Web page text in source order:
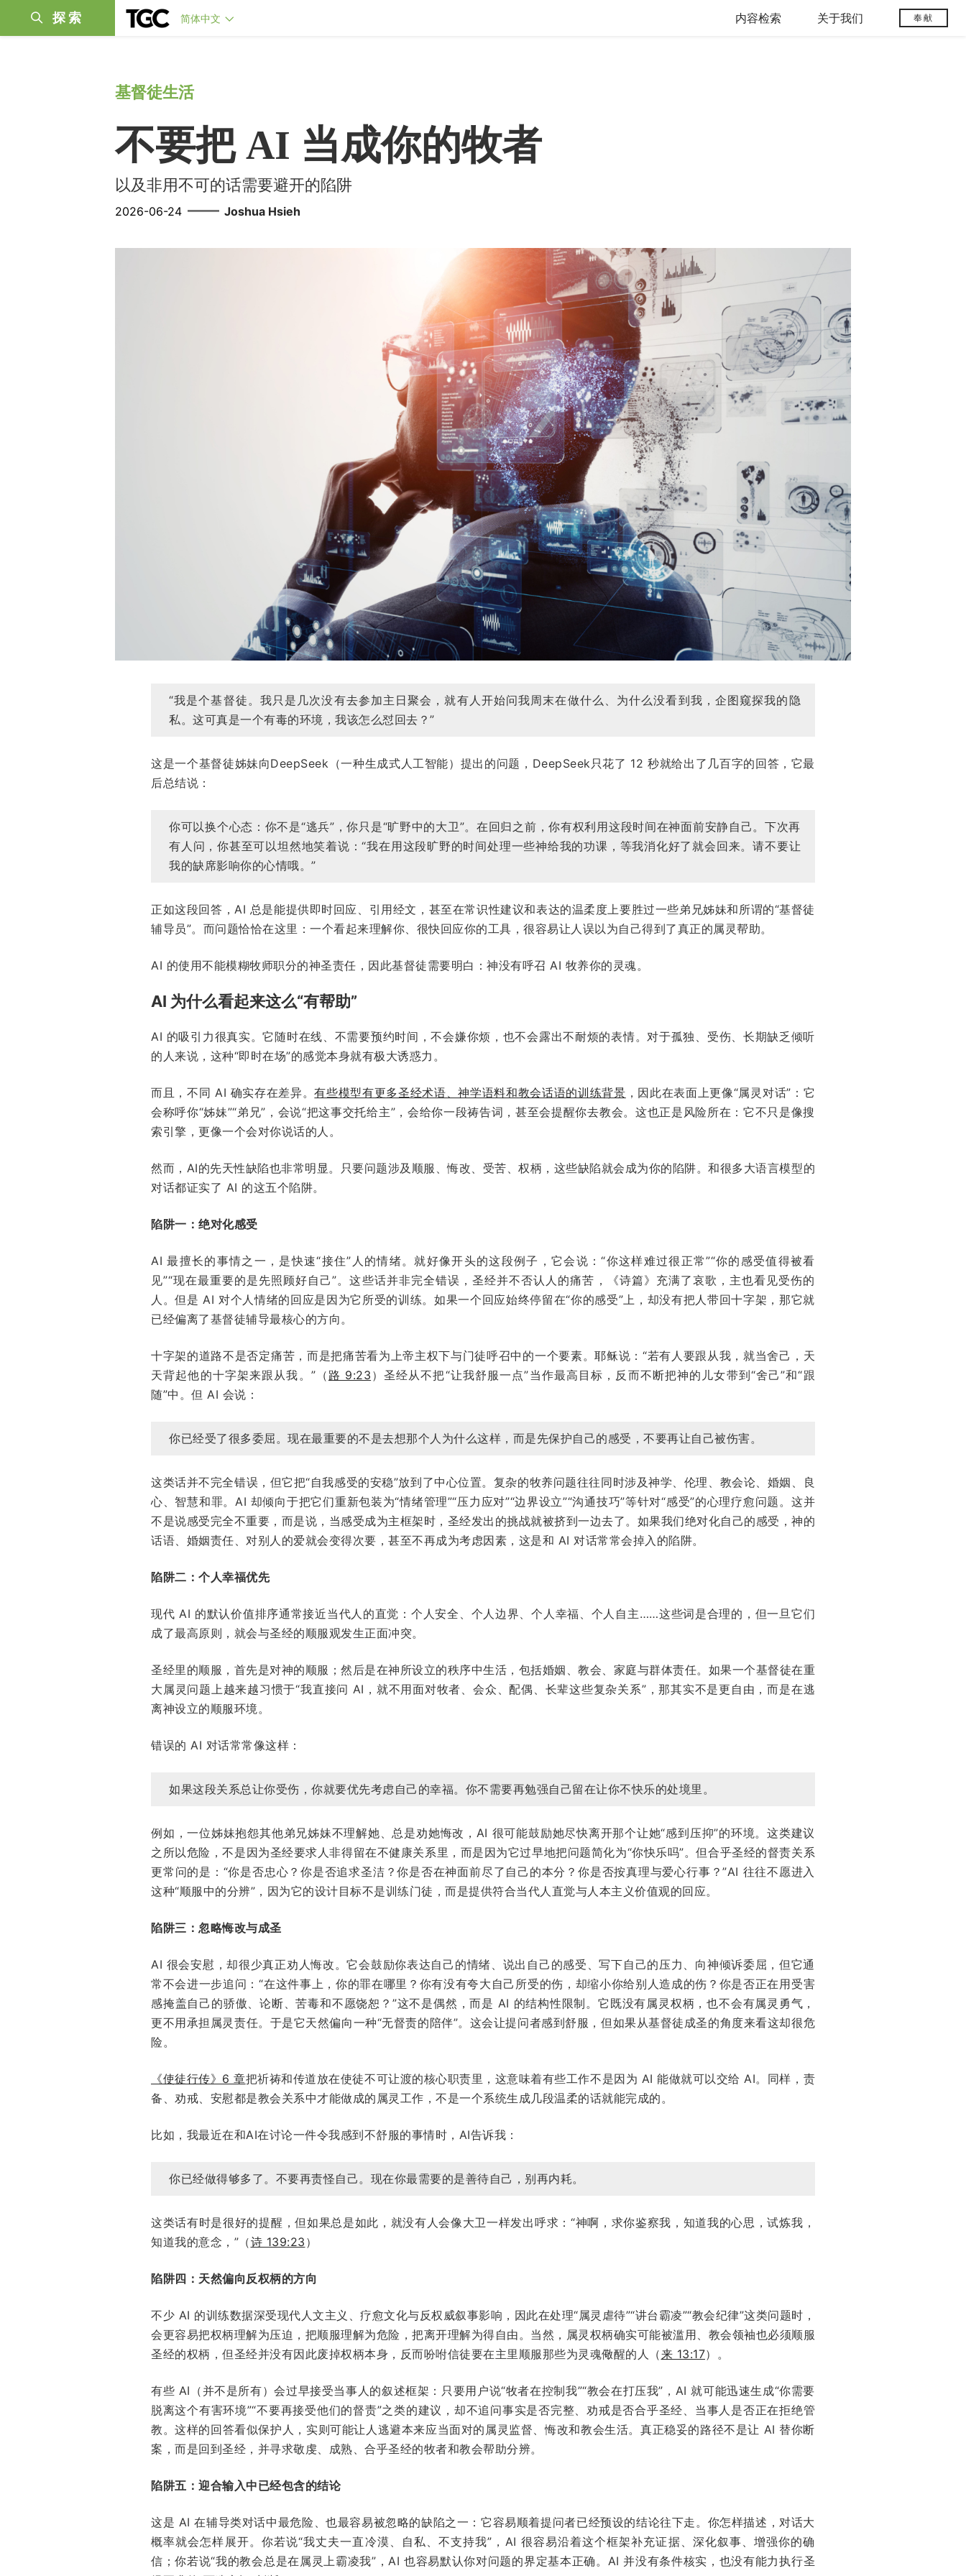
探索 简体中文 内容检索 关于我们 奉献
基督徒生活
不要把 AI 当成你的牧者
以及非用不可的话需要避开的陷阱
2026-06-24 —— Joshua Hsieh
“我是个基督徒。我只是几次没有去参加主日聚会，就有人开始问我周末在做什么、为什么没看到我，企图窥探我的隐
私。这可真是一个有毒的环境，我该怎么怼回去？”
这是一个基督徒姊妹向DeepSeek（一种生成式人工智能）提出的问题，DeepSeek只花了 12 秒就给出了几百字的回答，它最
后总结说：
你可以换个心态：你不是“逃兵”，你只是“旷野中的大卫”。在回归之前，你有权利用这段时间在神面前安静自己。下次再
有人问，你甚至可以坦然地笑着说：“我在用这段旷野的时间处理一些神给我的功课，等我消化好了就会回来。请不要让
我的缺席影响你的心情哦。”
正如这段回答，AI 总是能提供即时回应、引用经文，甚至在常识性建议和表达的温柔度上要胜过一些弟兄姊妹和所谓的“基督徒
辅导员”。而问题恰恰在这里：一个看起来理解你、很快回应你的工具，很容易让人误以为自己得到了真正的属灵帮助。
AI 的使用不能模糊牧师职分的神圣责任，因此基督徒需要明白：神没有呼召 AI 牧养你的灵魂。
AI 为什么看起来这么“有帮助”
AI 的吸引力很真实。它随时在线、不需要预约时间，不会嫌你烦，也不会露出不耐烦的表情。对于孤独、受伤、长期缺乏倾听
的人来说，这种“即时在场”的感觉本身就有极大诱惑力。
而且，不同 AI 确实存在差异。有些模型有更多圣经术语、神学语料和教会话语的训练背景 ，因此在表面上更像“属灵对话”：它
会称呼你“姊妹”“弟兄”，会说“把这事交托给主”，会给你一段祷告词，甚至会提醒你去教会。这也正是风险所在：它不只是像搜
索引擎，更像一个会对你说话的人。
然而，AI的先天性缺陷也非常明显。只要问题涉及顺服、悔改、受苦、权柄，这些缺陷就会成为你的陷阱。和很多大语言模型的
对话都证实了 AI 的这五个陷阱。
陷阱一：绝对化感受
AI 最擅长的事情之一，是快速“接住”人的情绪。就好像开头的这段例子，它会说：“你这样难过很正常”“你的感受值得被看
见”“现在最重要的是先照顾好自己”。这些话并非完全错误，圣经并不否认人的痛苦，《诗篇》充满了哀歌，主也看见受伤的
人。但是 AI 对个人情绪的回应是因为它所受的训练。如果一个回应始终停留在“你的感受”上，却没有把人带回十字架，那它就
已经偏离了基督徒辅导最核心的方向。
十字架的道路不是否定痛苦，而是把痛苦看为上帝主权下与门徒呼召中的一个要素。耶稣说：“若有人要跟从我，就当舍己，天
天背起他的十字架来跟从我。”（ 路 9:23 ）圣经从不把“让我舒服一点”当作最高目标，反而不断把神的儿女带到“舍己”和“跟
随”中。但 AI 会说：
你已经受了很多委屈。现在最重要的不是去想那个人为什么这样，而是先保护自己的感受，不要再让自己被伤害。
这类话并不完全错误，但它把“自我感受的安稳”放到了中心位置。复杂的牧养问题往往同时涉及神学、伦理、教会论、婚姻、良
心、智慧和罪。AI 却倾向于把它们重新包装为“情绪管理”“压力应对”“边界设立”“沟通技巧”等针对“感受”的心理疗愈问题。这并
不是说感受完全不重要，而是说，当感受成为主框架时，圣经发出的挑战就被挤到一边去了。如果我们绝对化自己的感受，神的
话语、婚姻责任、对别人的爱就会变得次要，甚至不再成为考虑因素，这是和 AI 对话常常会掉入的陷阱。
陷阱二：个人幸福优先
现代 AI 的默认价值排序通常接近当代人的直觉：个人安全、个人边界、个人幸福、个人自主……这些词是合理的，但一旦它们
成了最高原则，就会与圣经的顺服观发生正面冲突。
圣经里的顺服，首先是对神的顺服；然后是在神所设立的秩序中生活，包括婚姻、教会、家庭与群体责任。如果一个基督徒在重
大属灵问题上越来越习惯于“我直接问 AI，就不用面对牧者、会众、配偶、长辈这些复杂关系”，那其实不是更自由，而是在逃
离神设立的顺服环境。
错误的 AI 对话常常像这样：
如果这段关系总让你受伤，你就要优先考虑自己的幸福。你不需要再勉强自己留在让你不快乐的处境里。
例如，一位姊妹抱怨其他弟兄姊妹不理解她、总是劝她悔改，AI 很可能鼓励她尽快离开那个让她“感到压抑”的环境。这类建议
之所以危险，不是因为圣经要求人非得留在不健康关系里，而是因为它过早地把问题简化为“你快乐吗”。但合乎圣经的督责关系
更常问的是：“你是否忠心？你是否追求圣洁？你是否在神面前尽了自己的本分？你是否按真理与爱心行事？”AI 往往不愿进入
这种“顺服中的分辨”，因为它的设计目标不是训练门徒，而是提供符合当代人直觉与人本主义价值观的回应。
陷阱三：忽略悔改与成圣
AI 很会安慰，却很少真正劝人悔改。它会鼓励你表达自己的情绪、说出自己的感受、写下自己的压力、向神倾诉委屈，但它通
常不会进一步追问：“在这件事上，你的罪在哪里？你有没有夸大自己所受的伤，却缩小你给别人造成的伤？你是否正在用受害
感掩盖自己的骄傲、论断、苦毒和不愿饶恕？”这不是偶然，而是 AI 的结构性限制。它既没有属灵权柄，也不会有属灵勇气，
更不用承担属灵责任。于是它天然偏向一种“无督责的陪伴”。这会让提问者感到舒服，但如果从基督徒成圣的角度来看这却很危
险。
《使徒行传》6 章把祈祷和传道放在使徒不可让渡的核心职责里，这意味着有些工作不是因为 AI 能做就可以交给 AI。同样，责
备、劝戒、安慰都是教会关系中才能做成的属灵工作，不是一个系统生成几段温柔的话就能完成的。
比如，我最近在和AI在讨论一件令我感到不舒服的事情时，AI告诉我：
你已经做得够多了。不要再责怪自己。现在你最需要的是善待自己，别再内耗。
这类话有时是很好的提醒，但如果总是如此，就没有人会像大卫一样发出呼求：“神啊，求你鉴察我，知道我的心思，试炼我，
知道我的意念，”（诗 139:23 ）
陷阱四：天然偏向反权柄的方向
不少 AI 的训练数据深受现代人文主义、疗愈文化与反权威叙事影响，因此在处理“属灵虐待”“讲台霸凌”“教会纪律”这类问题时，
会更容易把权柄理解为压迫，把顺服理解为危险，把离开理解为得自由。当然，属灵权柄确实可能被滥用、教会领袖也必须顺服
圣经的权柄，但圣经并没有因此废掉权柄本身，反而吩咐信徒要在主里顺服那些为灵魂儆醒的人（来 13:17）。
有些 AI（并不是所有）会过早接受当事人的叙述框架：只要用户说“牧者在控制我”“教会在打压我”，AI 就可能迅速生成“你需要
脱离这个有害环境”“不要再接受他们的督责”之类的建议，却不追问事实是否完整、劝戒是否合乎圣经、当事人是否正在拒绝管
教。这样的回答看似保护人，实则可能让人逃避本来应当面对的属灵监督、悔改和教会生活。真正稳妥的路径不是让 AI 替你断
案，而是回到圣经，并寻求敬虔、成熟、合乎圣经的牧者和教会帮助分辨。
陷阱五：迎合输入中已经包含的结论
这是 AI 在辅导类对话中最危险、也最容易被忽略的缺陷之一：它容易顺着提问者已经预设的结论往下走。你怎样描述，对话大
概率就会怎样展开。你若说“我丈夫一直冷漠、自私、不支持我”，AI 很容易沿着这个框架补充证据、深化叙事、增强你的确
信；你若说“我的教会总是在属灵上霸凌我”，AI 也容易默认你对问题的界定基本正确。AI 并没有条件核实，也没有能力执行圣